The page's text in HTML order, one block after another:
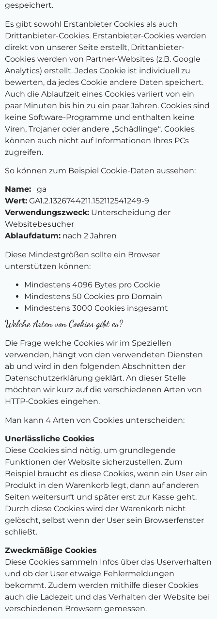
gespeichert.
Es gibt sowohl Erstanbieter Cookies als auch
Drittanbieter-Cookies. Erstanbieter-Cookies werden
direkt von unserer Seite erstellt, Drittanbieter-
Cookies werden von Partner-Websites (z.B. Google
Analytics) erstellt. Jedes Cookie ist individuell zu
bewerten, da jedes Cookie andere Daten speichert.
Auch die Ablaufzeit eines Cookies variiert von ein
paar Minuten bis hin zu ein paar Jahren. Cookies sind
keine Software-Programme und enthalten keine
Viren, Trojaner oder andere „Schädlinge“. Cookies
können auch nicht auf Informationen Ihres PCs
zugreifen.
So können zum Beispiel Cookie-Daten aussehen:
Name: _ga
Wert: GA1.2.1326744211.152112541249-9
Verwendungszweck: Unterscheidung der
Websitebesucher
Ablaufdatum: nach 2 Jahren
Diese Mindestgrößen sollte ein Browser
unterstützen können:
Mindestens 4096 Bytes pro Cookie
Mindestens 50 Cookies pro Domain
Mindestens 3000 Cookies insgesamt
Welche Arten von Cookies gibt es?
Die Frage welche Cookies wir im Speziellen
verwenden, hängt von den verwendeten Diensten
ab und wird in den folgenden Abschnitten der
Datenschutzerklärung geklärt. An dieser Stelle
möchten wir kurz auf die verschiedenen Arten von
HTTP-Cookies eingehen.
Man kann 4 Arten von Cookies unterscheiden:
Unerlässliche Cookies
Diese Cookies sind nötig, um grundlegende
Funktionen der Website sicherzustellen. Zum
Beispiel braucht es diese Cookies, wenn ein User ein
Produkt in den Warenkorb legt, dann auf anderen
Seiten weitersurft und später erst zur Kasse geht.
Durch diese Cookies wird der Warenkorb nicht
gelöscht, selbst wenn der User sein Browserfenster
schließt.
Zweckmäßige Cookies
Diese Cookies sammeln Infos über das Userverhalten
und ob der User etwaige Fehlermeldungen
bekommt. Zudem werden mithilfe dieser Cookies
auch die Ladezeit und das Verhalten der Website bei
verschiedenen Browsern gemessen.